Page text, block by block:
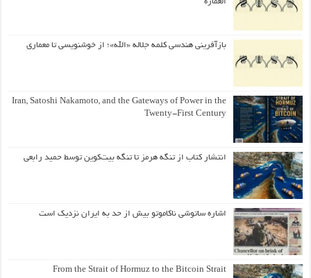
بازآفرینی هندسی کلمه جلاله «الله»؛ از خوشنویسی تا معماری
Iran, Satoshi Nakamoto, and the Gateways of Power in the
Twenty-First Century
انتشار کتاب از تنگه هرمز تا تنگه بیت‌کوین توسط حمید رابعی
اشاره ساتوشی ناکاموتو بیش از حد به ایران نزدیک است
From the Strait of Hormuz to the Bitcoin Strait